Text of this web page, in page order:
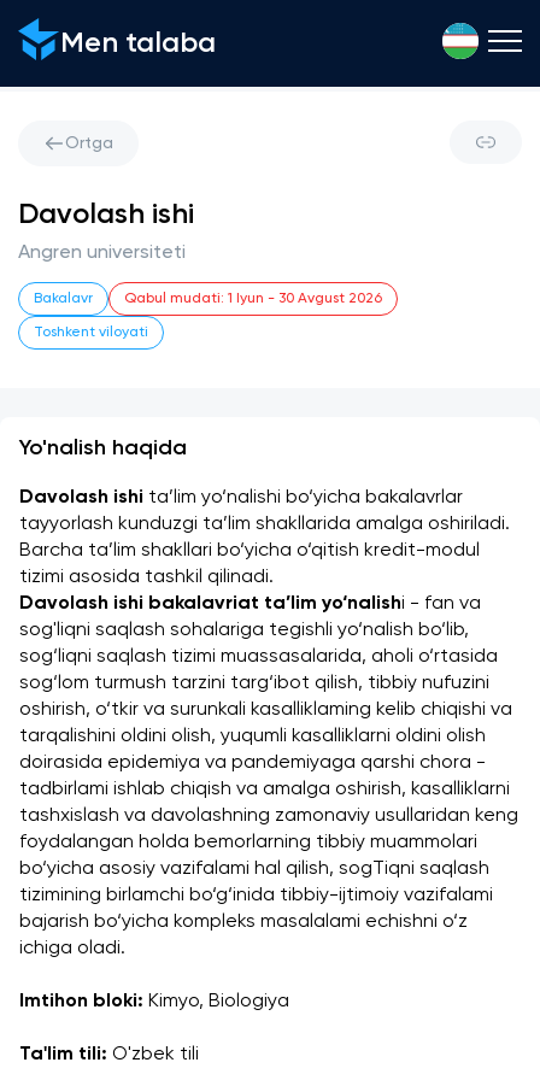
Men talaba
Ortga
Davolash ishi
Angren universiteti
Bakalavr Qabul mudati: 1 Iyun - 30 Avgust 2026
Toshkent viloyati
Yo'nalish haqida
Davolash ishi ta’lim yo‘nalishi bo‘yicha bakalavrlar
tayyorlash kunduzgi ta’lim shakllarida amalga oshiriladi.
Barcha ta’lim shakllari bo‘yicha o‘qitish kredit-modul
tizimi asosida tashkil qilinadi.
Davolash ishi bakalavriat ta’lim yo‘nalishi - fan va
sog'liqni saqlash sohalariga tegishli yo‘nalish bo‘lib,
sog‘liqni saqlash tizimi muassasalarida, aholi o‘rtasida
sog‘lom turmush tarzini targ‘ibot qilish, tibbiy nufuzini
oshirish, o‘tkir va surunkali kasalliklaming kelib chiqishi va
tarqalishini oldini olish, yuqumli kasalliklarni oldini olish
doirasida epidemiya va pandemiyaga qarshi chora -
tadbirlami ishlab chiqish va amalga oshirish, kasalliklarni
tashxislash va davolashning zamonaviy usullaridan keng
foydalangan holda bemorlarning tibbiy muammolari
bo‘yicha asosiy vazifalami hal qilish, sogTiqni saqlash
tizimining birlamchi bo‘g‘inida tibbiy-ijtimoiy vazifalami
bajarish bo‘yicha kompleks masalalami echishni o‘z
ichiga oladi.
Imtihon bloki: Kimyo, Biologiya
Ta'lim tili: O'zbek tili